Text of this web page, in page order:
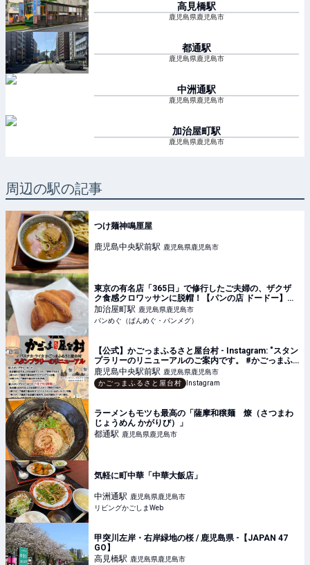
高見橋駅
鹿児島県鹿児島市
都通駅
鹿児島県鹿児島市
中洲通駅
鹿児島県鹿児島市
加治屋町駅
鹿児島県鹿児島市
周辺の駅の記事
つけ麺神鳴厘屋
鹿児島中央駅前駅 鹿児島県鹿児島市
東京の有名店「365日」で修行したご夫婦の、ザクザ
ク食感クロワッサンに脱帽！【パンの店 ドードー】
（鹿児島県・鹿児島市）
加治屋町駅 鹿児島県鹿児島市
パンめぐ（ぱんめぐ・パンメグ）
【公式】かごっまふるさと屋台村 - Instagram: "スタン
プラリーのリニューアルのご案内です。 #かごっまふ
るさと屋台村 #ライカ屋台村"
鹿児島中央駅前駅 鹿児島県鹿児島市
かごっまふるさと屋台村
Instagram
ラーメンもモツも最高の「薩摩和穣麺 燎（さつまわ
じょうめん かがりび）」
都通駅 鹿児島県鹿児島市
気軽に町中華「中華大飯店」
中洲通駅 鹿児島県鹿児島市
リビングかごしまWeb
甲突川左岸・右岸緑地の桜 / 鹿児島県 -【JAPAN 47
GO】
高見橋駅 鹿児島県鹿児島市